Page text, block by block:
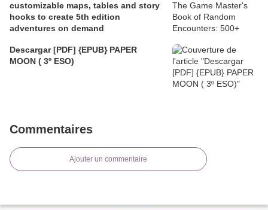
customizable maps, tables and story
hooks to create 5th edition
adventures on demand
Descargar [PDF] {EPUB} PAPER
MOON ( 3º ESO)
Commentaires
Ajouter un commentaire